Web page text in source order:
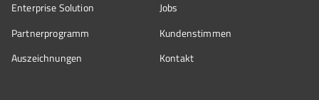
Enterprise Solution
Partnerprogramm
Auszeichnungen
Jobs
Kundenstimmen
Kontakt